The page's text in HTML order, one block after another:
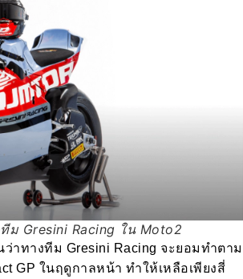
ม Gresini Racing ใน Moto2
าทางทีม Gresini Racing จะยอมทำตาม
GP ในฤดูกาลหน้า ทำให้เหลือเพียงสี่